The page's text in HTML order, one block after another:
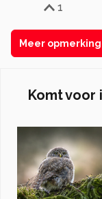
1
Meer
Komt voor